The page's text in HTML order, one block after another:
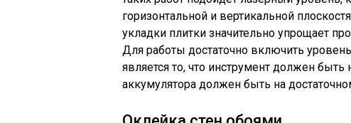
горизонтальной и вертикальной
укладки плитки значительно упрощает
Для работы достаточно включить
является то, что инструмент должен
аккумулятора должен быть на